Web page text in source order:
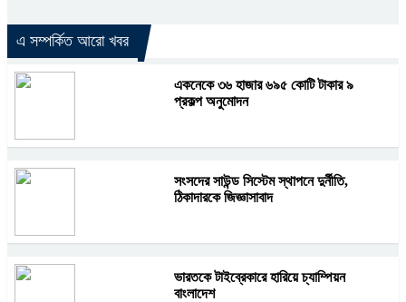
এ সম্পর্কিত আরো খবর
একনেকে ৩৬ হাজার ৬৯৫ কোটি টাকার ৯
প্রকল্প অনুমোদন
সংসদের সাউন্ড সিস্টেম স্থাপনে দুর্নীতি,
ঠিকাদারকে জিজ্ঞাসাবাদ
ভারতকে টাইব্রেকারে হারিয়ে চ্যাম্পিয়ন
বাংলাদেশ